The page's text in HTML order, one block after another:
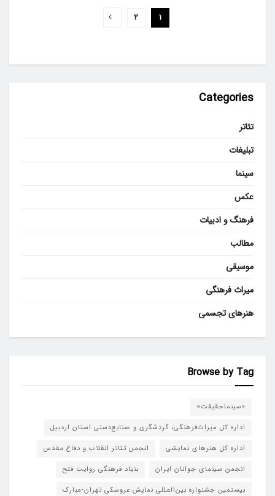
۱ ۲
Categories
تئاتر
تبلیغات
سینما
عکس
فرهنگ و ادبیات
مطالب
موسیقی
میراث فرهنگی
هنرهای تجسمی
Browse by Tag
«سینماحقیقت»
اداره کل میراث‌فرهنگی، گردشگری و صنایع‌دستی استان اردبیل
اداره کل هنرهای نمایشی
انجمن تئاتر انقلاب و دفاع مقدس
انجمن سینمای جوانان ایران
بنیاد فرهنگی روایت فتح
بیستمین جشنواره بین‌المللی نمایش عروسکی تهران-مبارک